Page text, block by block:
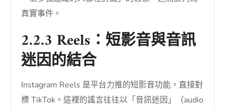
真實事件。
2.2.3 Reels：短影音與音訊
迷因的結合
Instagram Reels 是平台力推的短影音功能，直接對
標 TikTok。這裡的謠言往往以「音訊迷因」（audio